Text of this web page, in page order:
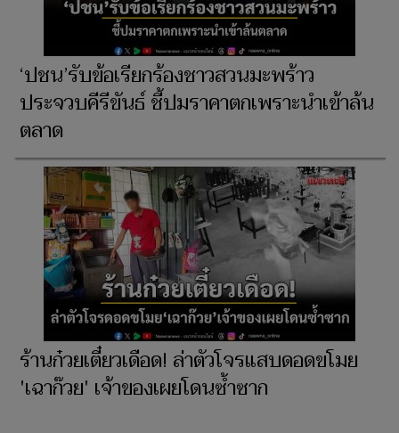
‘ปชน’รับข้อเรียกร้องชาวสวนมะพร้าว
ประจวบคีรีขันธ์ ชี้ปมราคาตกเพราะนำเข้าล้น
ตลาด
ร้านก๋วยเตี๋ยวเดือด! ล่าตัวโจรแสบดอดขโมย
'เฉาก๊วย' เจ้าของเผยโดนซ้ำซาก